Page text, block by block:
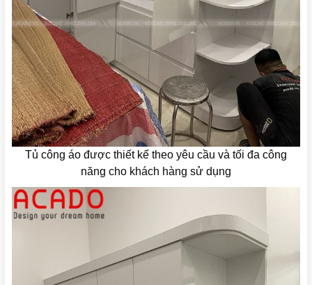
Tủ công áo được thiết kế theo yêu cầu và tối đa công
năng cho khách hàng sử dụng